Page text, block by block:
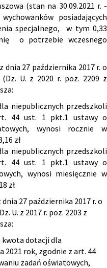
(stan na 30.09.2021 r. -
posiadających
specjalnego, w tym 0,33
o potrzebie wczesnego
dnia 27 października 2017 r. o
U. z 2020 r. poz. 2209 z
niepublicznych przedszkoli
44 ust. 1 pkt.1 ustawy o
wynosi rocznie w
zł
niepublicznych przedszkoli
44 ust. 1 pkt.1 ustawy o
wynosi miesięcznie w
zł
27 października 2017 r. o
U. z 2017 r. poz. 2203 z
dotacji dla
2021 rok, zgodnie z art. 44
zadań oświatowych,